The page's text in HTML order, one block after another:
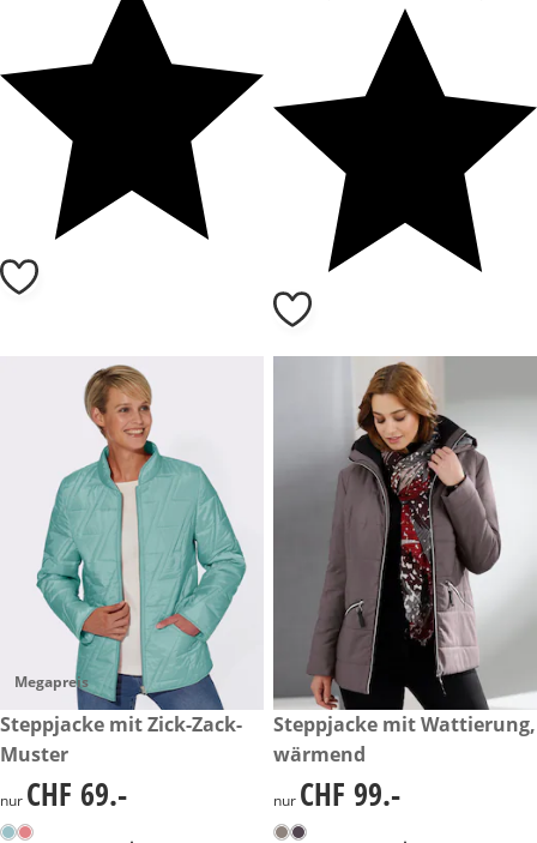
Megapreis
CHF 69.-
Steppjacke mit Zick-Zack-
Muster
CHF 69.-
nur CHF 69.-
CHF 99.-
Steppjacke mit Wattierung,
wärmend
CHF 99.-
nur CHF 99.-